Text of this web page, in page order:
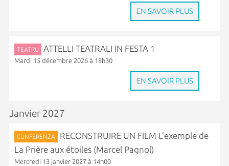
EN SAVOIR PLUS
TEATRU ATTELLI TEATRALI IN FESTA 1
Mardi 15 décembre 2026 à 18h30
EN SAVOIR PLUS
Janvier 2027
CUNFERENZA
RECONSTRUIRE UN FILM L’exemple de
La Prière aux étoiles (Marcel Pagnol)
Mercredi 13 janvier 2027 à 14h00